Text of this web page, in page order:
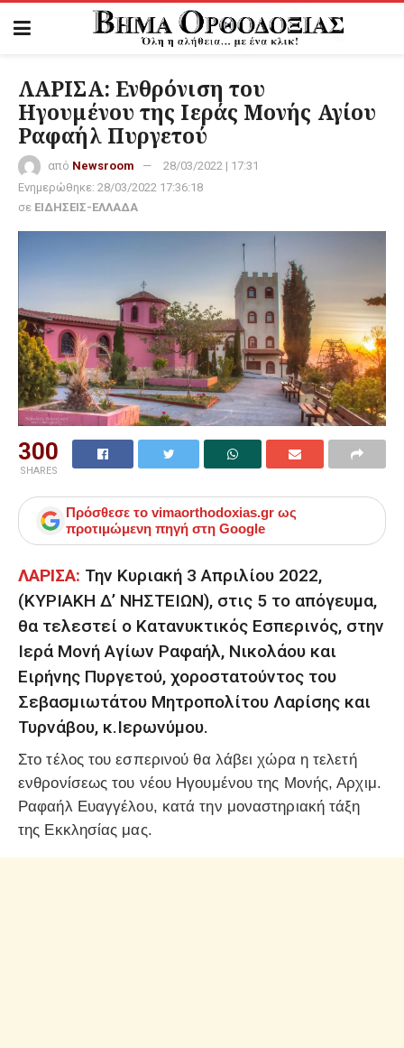
ΛΑΡΙΣΑ: Ενθρόνιση του
Ηγουμένου της Ιεράς Μονής Αγίου
Ραφαήλ Πυργετού
από Newsroom
28/03/2022 | 17:31
Ενημερώθηκε: 28/03/2022 17:36:18
σε ΕΙΔΗΣΕΙΣ-ΕΛΛΑΔΑ
300
SHARES
Πρόσθεσε το vimaorthodoxias.gr ως
προτιμώμενη πηγή στη Google
ΛΑΡΙΣΑ: Την Κυριακή 3 Απριλίου 2022,
(ΚΥΡΙΑΚΗ Δ’ ΝΗΣΤΕΙΩΝ), στις 5 το απόγευμα,
θα τελεστεί ο Κατανυκτικός Εσπερινός, στην
Ιερά Μονή Αγίων Ραφαήλ, Νικολάου και
Ειρήνης Πυργετού, χοροστατούντος του
Σεβασμιωτάτου Μητροπολίτου Λαρίσης και
Τυρνάβου, κ.Ιερωνύμου.
Στο τέλος του εσπερινού θα λάβει χώρα η τελετή
ενθρονίσεως του νέου Ηγουμένου της Μονής, Αρχιμ.
Ραφαήλ Ευαγγέλου, κατά την μοναστηριακή τάξη
της Εκκλησίας μας.